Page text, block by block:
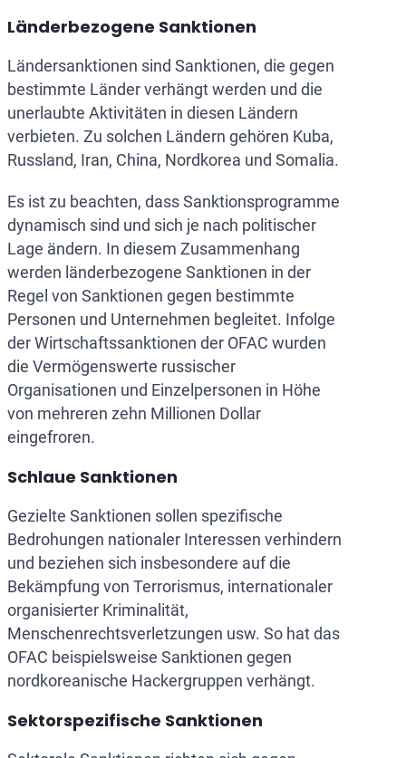
Länderbezogene Sanktionen
Ländersanktionen sind Sanktionen, die gegen
bestimmte Länder verhängt werden und die
unerlaubte Aktivitäten in diesen Ländern
verbieten. Zu solchen Ländern gehören Kuba,
Russland, Iran, China, Nordkorea und Somalia.
Es ist zu beachten, dass Sanktionsprogramme
dynamisch sind und sich je nach politischer
Lage ändern. In diesem Zusammenhang
werden länderbezogene Sanktionen in der
Regel von Sanktionen gegen bestimmte
Personen und Unternehmen begleitet. Infolge
der Wirtschaftssanktionen der OFAC wurden
die Vermögenswerte russischer
Organisationen und Einzelpersonen in Höhe
von mehreren zehn Millionen Dollar
eingefroren.
Schlaue Sanktionen
Gezielte Sanktionen sollen spezifische
Bedrohungen nationaler Interessen verhindern
und beziehen sich insbesondere auf die
Bekämpfung von Terrorismus, internationaler
organisierter Kriminalität,
Menschenrechtsverletzungen usw. So hat das
OFAC beispielsweise Sanktionen gegen
nordkoreanische Hackergruppen verhängt.
Sektorspezifische Sanktionen